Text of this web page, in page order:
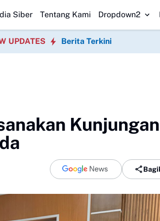
Pasir Muncang Ajak Warga Rayakan HUT RI
Siber Tentang Kami Dropdown2
UPDATES Berita Terkini
Kunjungan